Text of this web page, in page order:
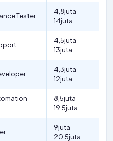
Tester
4,8juta –
14juta
4,5juta –
13juta
4,3juta –
12juta
8,5juta –
19,5juta
9juta –
20,5juta